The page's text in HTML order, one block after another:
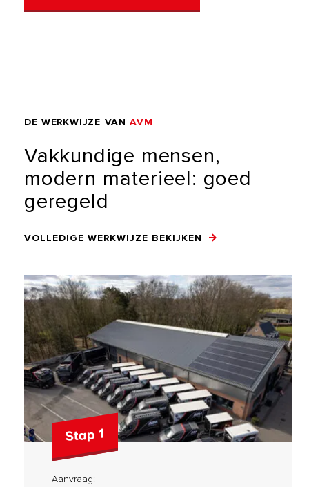
DE WERKWIJZE VAN AVM
Vakkundige mensen,
modern materieel: goed
geregeld
VOLLEDIGE WERKWIJZE BEKIJKEN
Stap 1
Aanvraag: